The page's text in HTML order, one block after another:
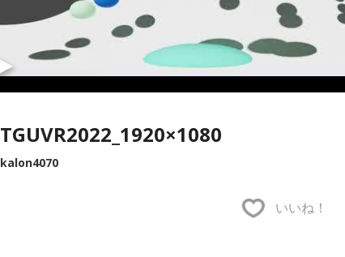
TGUVR2022_1920×1080
kalon4070
いいね！